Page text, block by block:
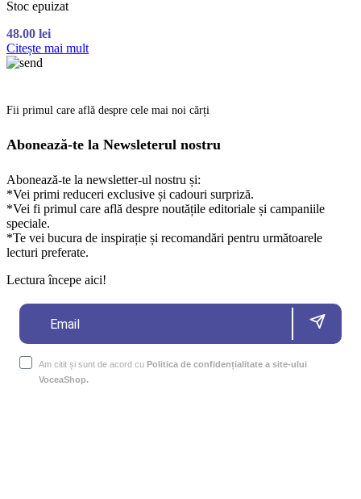
Stoc epuizat
48.00 lei
Citește mai mult
Fii primul care află despre cele mai noi cărți
Abonează-te la Newsleterul nostru
Abonează-te la newsletter-ul nostru și:
*Vei primi reduceri exclusive și cadouri surpriză.
*Vei fi primul care află despre noutățile editoriale și campaniile
speciale.
*Te vei bucura de inspirație și recomandări pentru următoarele
lecturi preferate.
Lectura începe aici!
Am citit și sunt de acord cu Politica de confidențialitate a site-ului
VoceaShop.